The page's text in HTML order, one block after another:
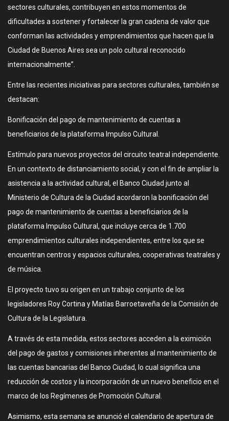
sectores culturales, contribuyen en estos momentos de
dificultades a sostener y fortalecer la gran cadena de valor que
conforman las actividades y emprendimientos que hacen que la
Ciudad de Buenos Aires sea un polo cultural reconocido
internacionalmente”.
Entre las recientes iniciativas para sectores culturales, también se
destacan:
Bonificación del pago de mantenimiento de cuentas a
beneficiarios de la plataforma Impulso Cultural.
Estímulo para nuevos proyectos del circuito teatral independiente.
En un contexto de distanciamiento social, y con el fin de ampliar la
asistencia a la actividad cultural, el Banco Ciudad junto al
Ministerio de Cultura de la Ciudad acordaron la bonificación del
pago de mantenimiento de cuentas a beneficiarios de la
plataforma Impulso Cultural, que incluye cerca de 1.700
emprendimientos culturales independientes, entre los que se
encuentran centros y espacios culturales, cooperativas teatrales y
de música.
El proyecto tuvo su origen en un trabajo conjunto de los
legisladores Roy Cortina y Matías Barroetaveña de la Comisión de
Cultura de la Legislatura.
A través de esta medida, estos sectores acceden a la eximición
del pago de gastos y comisiones inherentes al mantenimiento de
las cuentas bancarias del Banco Ciudad, lo cual significa una
reducción de costos y la incorporación de un nuevo beneficio en el
marco de los Regímenes de Promoción Cultural.
Asimismo, esta semana se anunció el calendario de apertura de